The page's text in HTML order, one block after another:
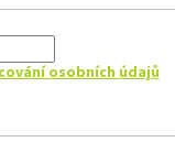
osobních údajů